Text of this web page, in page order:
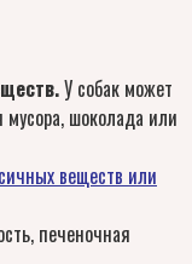
У собак может
мусора, шоколада или
веществ или
печеночная